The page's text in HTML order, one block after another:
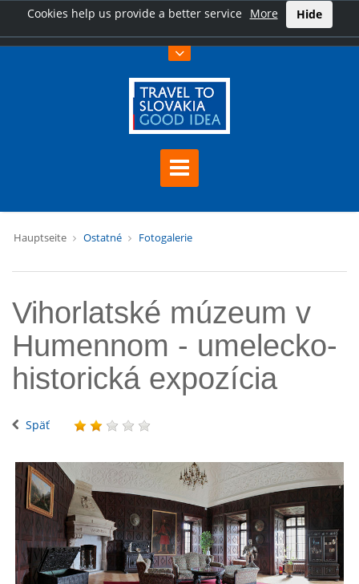
Cookies help us provide a better service More Hide
Hauptseite Ostatné Fotogalerie
Vihorlatské múzeum v
Humennom - umelecko-
historická expozícia
Späť